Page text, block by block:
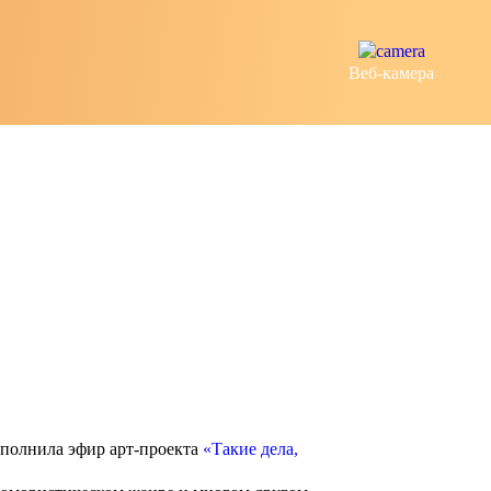
Веб-камера
эфир арт-проекта «Такие дела,